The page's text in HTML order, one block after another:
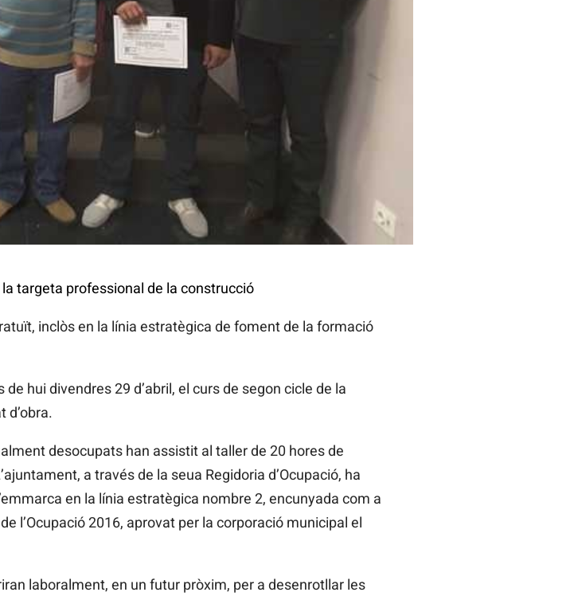
targeta professional de la construcció
inclòs en la línia estratègica de foment de la formació
hui divendres 29 d’abril, el curs de segon cicle de la
d’obra.
desocupats han assistit al taller de 20 hores de
a través de la seua Regidoria d’Ocupació, ha
en la línia estratègica nombre 2, encunyada com a
l’Ocupació 2016, aprovat per la corporació municipal el
laboralment, en un futur pròxim, per a desenrotllar les